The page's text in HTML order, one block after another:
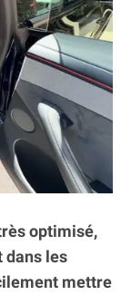
optimisé,
dans les
mettre